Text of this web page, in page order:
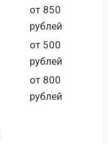
от 850
рублей
от 500
рублей
от 800
рублей